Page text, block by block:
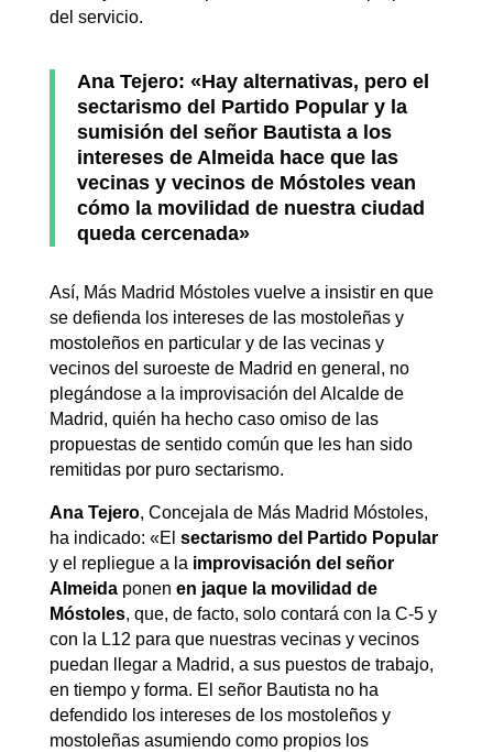
del servicio.
Ana Tejero: «Hay alternativas, pero el
sectarismo del Partido Popular y la
sumisión del señor Bautista a los
intereses de Almeida hace que las
vecinas y vecinos de Móstoles vean
cómo la movilidad de nuestra ciudad
queda cercenada»
Así, Más Madrid Móstoles vuelve a insistir en que
se defienda los intereses de las mostoleñas y
mostoleños en particular y de las vecinas y
vecinos del suroeste de Madrid en general, no
plegándose a la improvisación del Alcalde de
Madrid, quién ha hecho caso omiso de las
propuestas de sentido común que les han sido
remitidas por puro sectarismo.
Ana Tejero, Concejala de Más Madrid Móstoles,
ha indicado: «El sectarismo del Partido Popular
y el repliegue a la improvisación del señor
Almeidaponen en jaque la movilidad de
Móstoles, que, de facto, solo contará con la C-5 y
con la L12 para que nuestras vecinas y vecinos
puedan llegar a Madrid, a sus puestos de trabajo,
en tiempo y forma. El señor Bautista no ha
defendido los intereses de los mostoleños y
mostoleñas asumiendo como propios los